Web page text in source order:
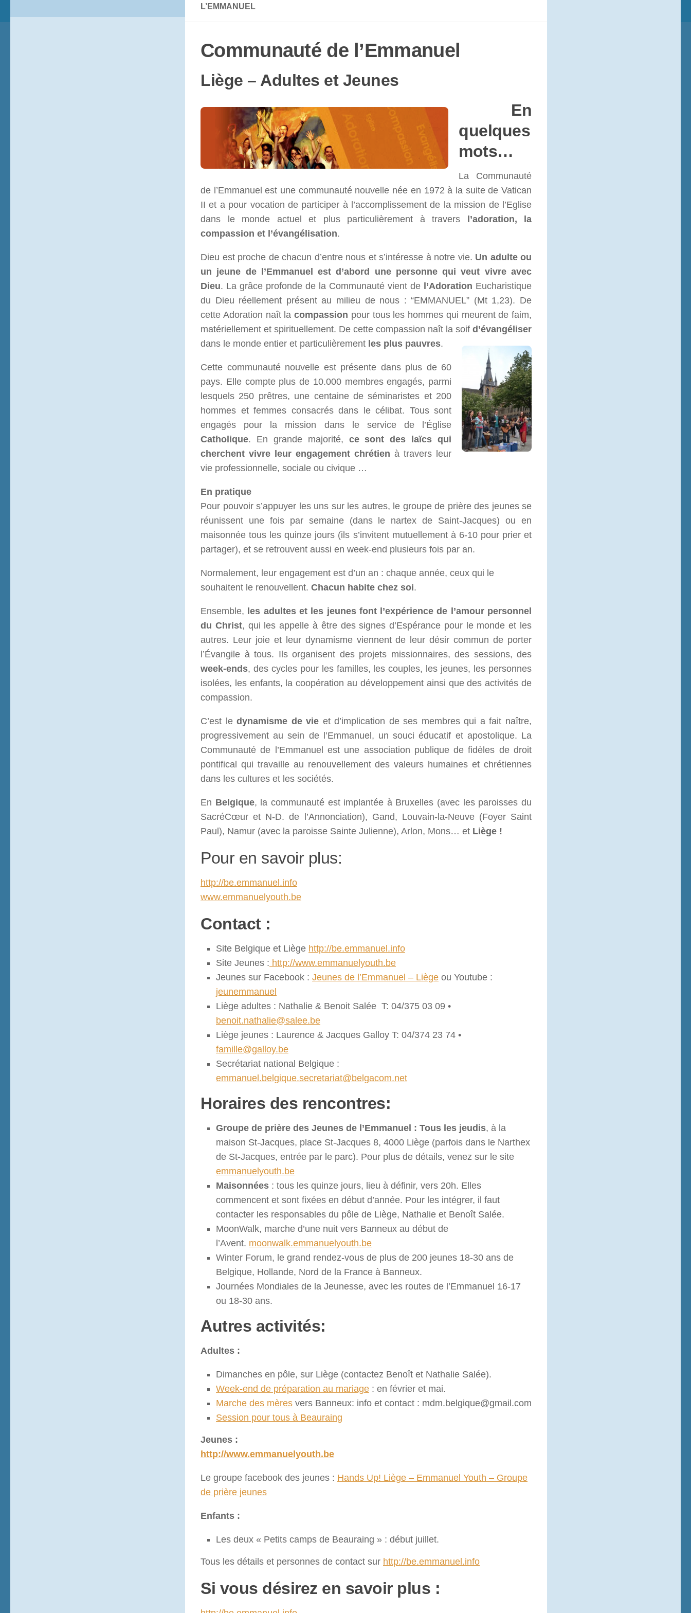
L’EMMANUEL
Communauté de l’Emmanuel
Liège – Adultes et Jeunes
En
quelques
mots…
La Communauté
de l’Emmanuel est une communauté nouvelle née en 1972 à la suite de Vatican
II et a pour vocation de participer à l’accomplissement de la mission de l’Eglise
dans le monde actuel et plus particulièrement à travers
l’adoration, la
compassion et l’évangélisation.
Dieu est proche de chacun d’entre nous et s’intéresse à notre vie. Un adulte ou
un jeune de l’Emmanuel est d’abord une personne qui veut vivre avec
Dieu. La grâce profonde de la Communauté vient de l’Adoration Eucharistique
du Dieu réellement présent au milieu de nous : “EMMANUEL” (Mt 1,23). De
cette Adoration naît la compassion pour tous les hommes qui meurent de faim,
matériellement et spirituellement. De cette compassion naît la soif d’évangéliser
dans le monde entier et particulièrement les plus pauvres.
Cette communauté nouvelle est présente dans plus de 60
pays. Elle compte plus de 10.000 membres engagés, parmi
lesquels 250 prêtres, une centaine de séminaristes et 200
hommes et femmes consacrés dans le célibat. Tous sont
engagés pour la mission dans le service de l’Église
Catholique. En grande majorité, ce sont des laïcs qui
cherchent vivre leur engagement chrétien à travers leur
vie professionnelle, sociale ou civique …
En pratique
Pour pouvoir s’appuyer les uns sur les autres, le groupe de prière des jeunes se
réunissent une fois par semaine (dans le nartex de Saint-Jacques) ou en
maisonnée tous les quinze jours (ils s’invitent mutuellement à 6-10 pour prier et
partager), et se retrouvent aussi en week-end plusieurs fois par an.
Normalement, leur engagement est d’un an : chaque année, ceux qui le
souhaitent le renouvellent. Chacun habite chez soi.
Ensemble, les adulteset les jeunesfont l’expérience de l’amour personnel
du Christ, qui les appelle à être des signes d’Espérance pour le monde et les
autres. Leur joie et leur dynamisme viennent de leur désir commun de porter
l’Évangile à tous. Ils organisent des projets missionnaires, des sessions, des
week-ends, des cycles pour les familles, les couples, les jeunes, les personnes
isolées, les enfants, la coopération au développement ainsi que des activités de
compassion.
C’est ledynamisme de vie et d’implication de ses membres qui a fait naître,
progressivement au sein de l’Emmanuel, un souci éducatif et apostolique. La
Communauté de l’Emmanuel est une association publique de fidèles de droit
pontifical qui travaille au renouvellement des valeurs humaines et chrétiennes
dans les cultures et les sociétés.
En Belgique, la communauté est implantée à Bruxelles (avec les paroisses du
SacréCœur et N-D. de l’Annonciation), Gand, Louvain-la-Neuve (Foyer Saint
Paul), Namur (avec la paroisse Sainte Julienne), Arlon, Mons… et Liège !
Pour en savoir plus:
http://be.emmanuel.info
www.emmanuelyouth.be
Contact :
Site Belgique et Liège http://be.emmanuel.info
Site Jeunes : http://www.emmanuelyouth.be
Jeunes sur Facebook : Jeunes de l’Emmanuel – Liège ou Youtube :
jeunemmanuel
Liège adultes : Nathalie & Benoit Salée T: 04/375 03 09 •
benoit.nathalie@salee.be
Liège jeunes : Laurence & Jacques Galloy T: 04/374 23 74 •
famille@galloy.be
Secrétariat national Belgique :
emmanuel.belgique.secretariat@belgacom.net
Horaires des rencontres:
Groupe de prière des Jeunes de l’Emmanuel : Tous les jeudis, à la
maison St-Jacques, place St-Jacques 8, 4000 Liège (parfois dans le Narthex
de St-Jacques, entrée par le parc). Pour plus de détails, venez sur le site
emmanuelyouth.be
Maisonnées : tous les quinze jours, lieu à définir, vers 20h. Elles
commencent et sont fixées en début d’année. Pour les intégrer, il faut
contacter les responsables du pôle de Liège, Nathalie et Benoît Salée.
MoonWalk, marche d’une nuit vers Banneux au début de
l’Avent. moonwalk.emmanuelyouth.be
Winter Forum, le grand rendez-vous de plus de 200 jeunes 18-30 ans de
Belgique, Hollande, Nord de la France à Banneux.
Journées Mondiales de la Jeunesse, avec les routes de l’Emmanuel 16-17
ou 18-30 ans.
Autres activités:
Adultes :
Dimanches en pôle, sur Liège (contactez Benoît et Nathalie Salée).
Week-end de préparation au mariage : en février et mai.
Marche des mères vers Banneux: info et contact : mdm.belgique@gmail.com
Session pour tous à Beauraing
Jeunes :
http://www.emmanuelyouth.be
Le groupe facebook des jeunes : Hands Up! Liège – Emmanuel Youth – Groupe
de prière jeunes
Enfants :
Les deux « Petits camps de Beauraing » : début juillet.
Tous les détails et personnes de contact sur http://be.emmanuel.info
Si vous désirez en savoir plus :